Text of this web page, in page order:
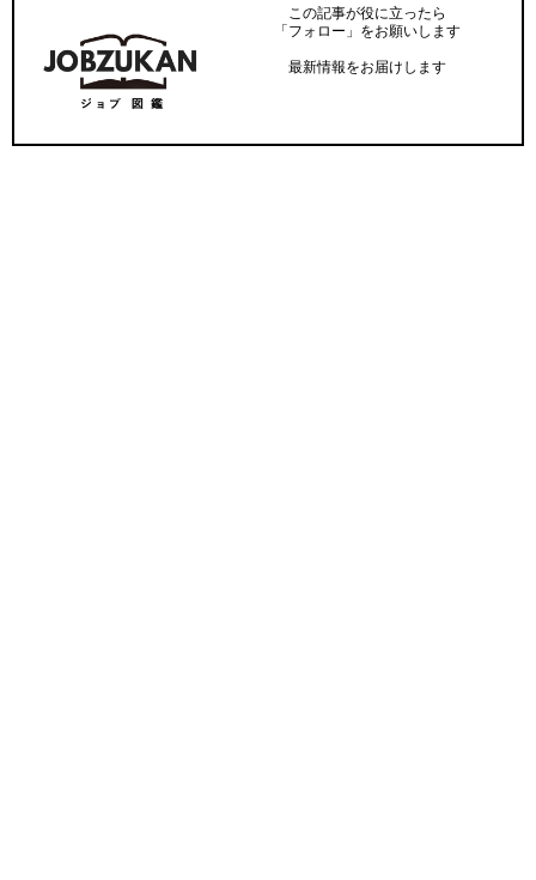
この記事が役に立ったら
「フォロー」をお願いします
最新情報をお届けします